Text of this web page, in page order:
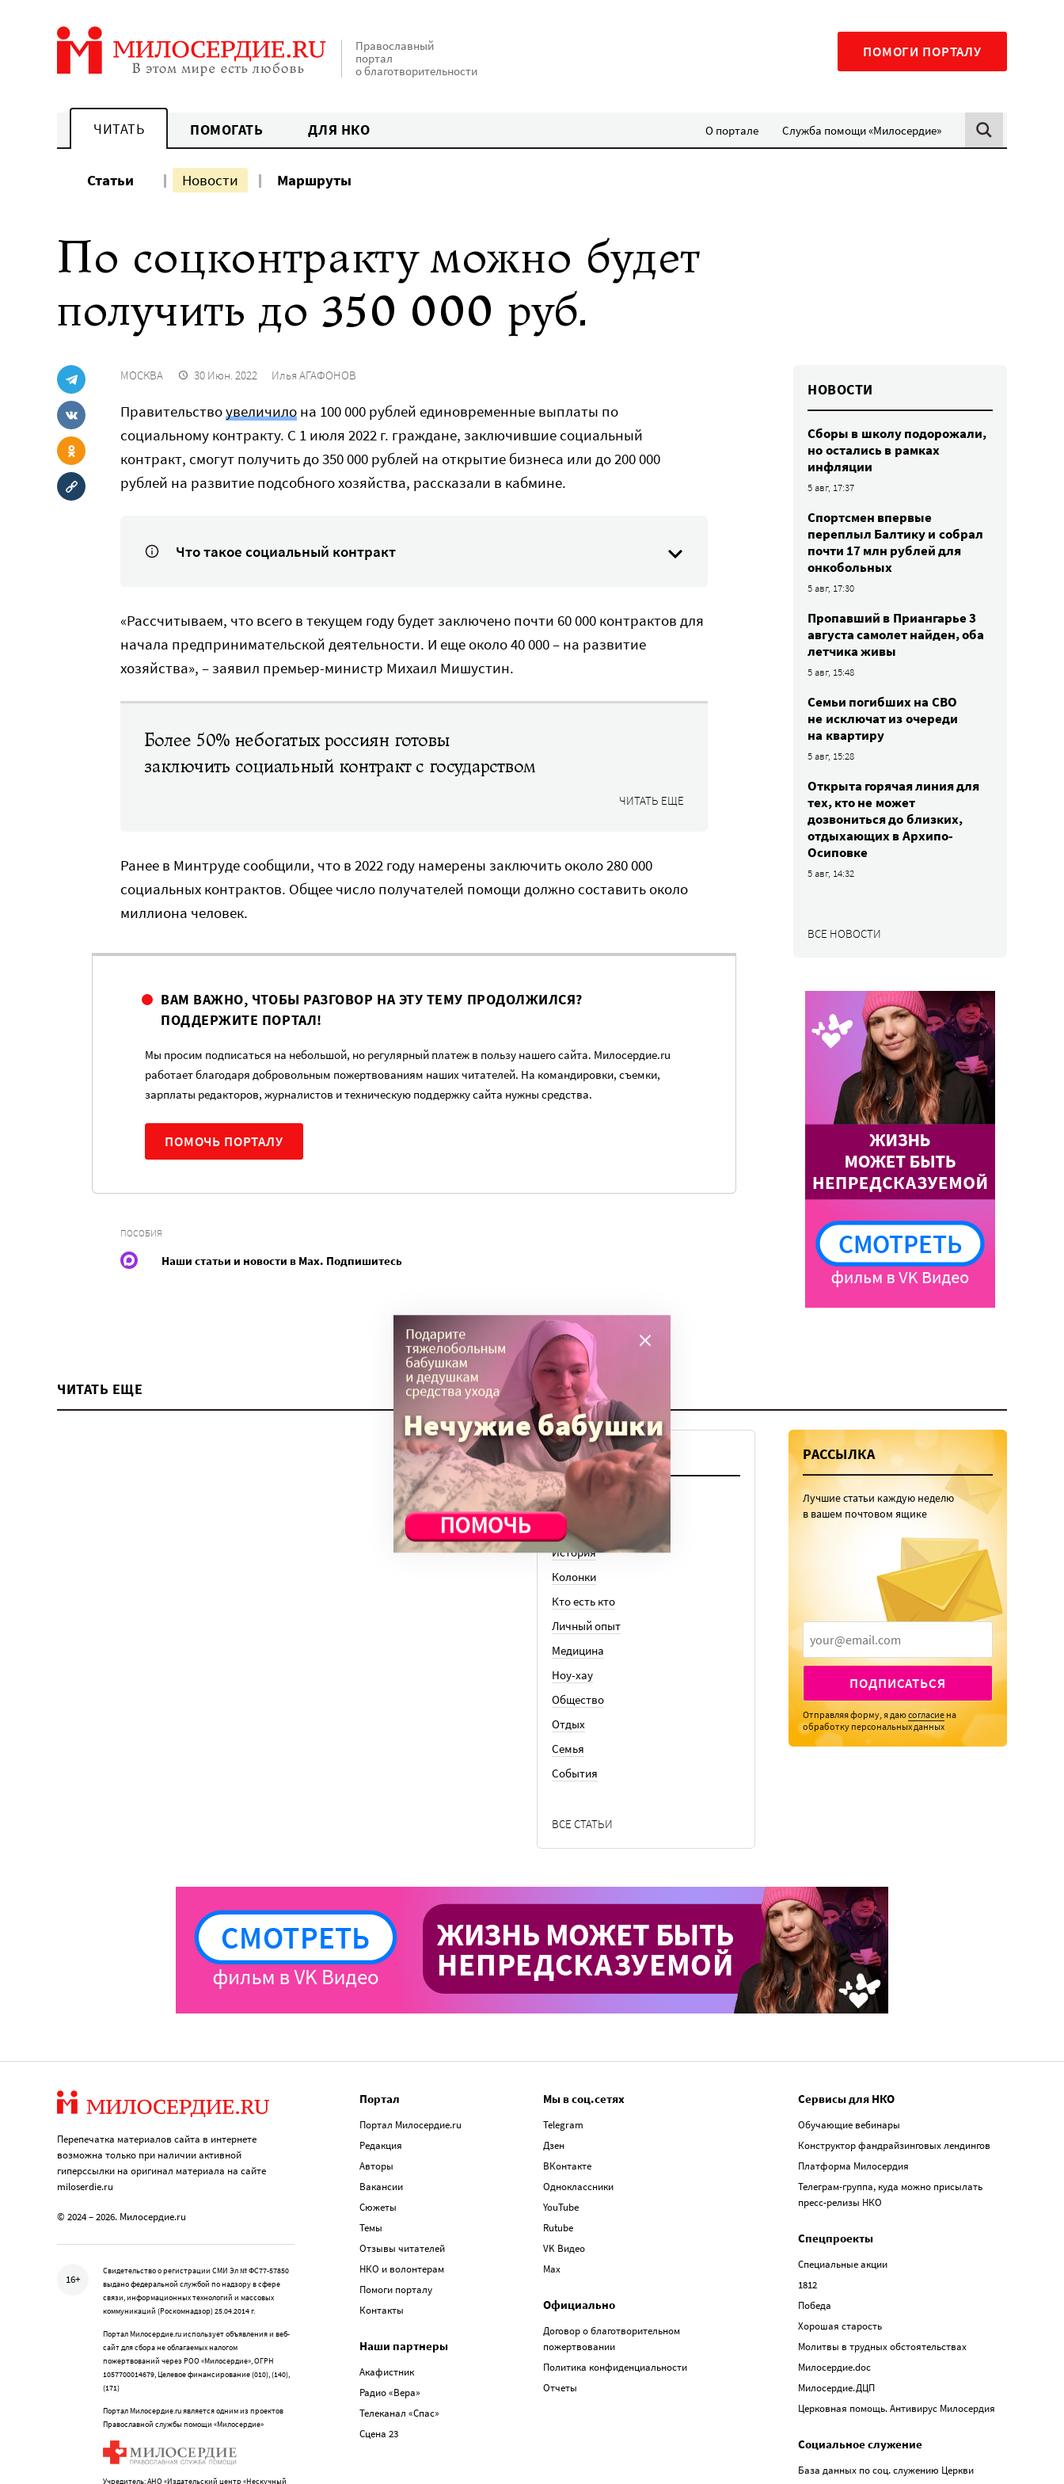
Православный
портал
о благотворительности
ПОМОГИ ПОРТАЛУ
ЧИТАТЬ ПОМОГАТЬ ДЛЯ НКО О портале Служба помощи «Милосердие»
Статьи Новости Маршруты
По соцконтракту можно будет
получить до 350 000 руб.
МОСКВА 30 Июн. 2022 Илья АГАФОНОВ
Правительствоувеличило на 100 000 рублей единовременные выплаты по
социальному контракту. С 1 июля 2022 г. граждане, заключившие социальный
контракт, смогут получить до 350 000 рублей на открытие бизнеса или до 200 000
рублей на развитие подсобного хозяйства, рассказали в кабмине.
Что такое социальный контракт
«Рассчитываем, что всего в текущем году будет заключено почти 60 000 контрактов для
начала предпринимательской деятельности. И еще около 40 000 – на развитие
хозяйства», – заявил премьер-министр Михаил Мишустин.
Более 50% небогатых россиян готовы
заключить социальный контракт с государством
ЧИТАТЬ ЕЩЕ
Ранее в Минтруде сообщили, что в 2022 году намерены заключить около 280 000
социальных контрактов. Общее число получателей помощи должно составить около
миллиона человек.
ВАМ ВАЖНО, ЧТОБЫ РАЗГОВОР НА ЭТУ ТЕМУ ПРОДОЛЖИЛСЯ?
ПОДДЕРЖИТЕ ПОРТАЛ!
Мы просим подписаться на небольшой, но регулярный платеж в пользу нашего сайта. Милосердие.ru
работает благодаря добровольным пожертвованиям наших читателей. На командировки, съемки,
зарплаты редакторов, журналистов и техническую поддержку сайта нужны средства.
ПОМОЧЬ ПОРТАЛУ
ПОСОБИЯ
Наши статьи и новости в Max. Подпишитесь
НОВОСТИ
Сборы в школу подорожали,
но остались в рамках
инфляции
5 авг, 17:37
Спортсмен впервые
переплыл Балтику и собрал
почти 17 млн рублей для
онкобольных
5 авг, 17:30
Пропавший в Приангарье 3
августа самолет найден, оба
летчика живы
5 авг, 15:48
Семьи погибших на СВО
не исключат из очереди
на квартиру
5 авг, 15:28
Открыта горячая линия для
тех, кто не может
дозвониться до близких,
отдыхающих в Архипо-
Осиповке
5 авг, 14:32
ВСЕ НОВОСТИ
ЧИТАТЬ ЕЩЕ
ТЕМЫ
Вера
Законы
История
Колонки
Кто есть кто
Личный опыт
Медицина
Ноу-хау
Общество
Отдых
Семья
События
ВСЕ СТАТЬИ
РАССЫЛКА
Лучшие статьи каждую неделю
в вашем почтовом ящике
ПОДПИСАТЬСЯ
Отправляя форму, я даюсогласие на
обработку персональных данных
Перепечатка материалов сайта в интернете
возможна только при наличии активной
гиперссылки на оригинал материала на сайте
miloserdie.ru
© 2024 – 2026. Милосердие.ru
16+
Свидетельство о регистрации СМИ Эл № ФС77-57850
выдано федеральной службой по надзору в сфере
связи, информационных технологий и массовых
коммуникаций (Роскомнадзор) 25.04.2014 г.
Портал Милосердие.ru использует объявления и веб-
сайт для сбора не облагаемых налогом
пожертвований через РОО «Милосердие», ОГРН
1057700014679, Целевое финансирование (010), (140),
(171)
Портал Милосердие.ru является одним из проектов
Православной службы помощи «Милосердие»
Учредитель: АНО «Издательский центр «Нескучный
Портал
Портал Милосердие.ru
Редакция
Авторы
Вакансии
Сюжеты
Темы
Отзывы читателей
НКО и волонтерам
Помоги порталу
Контакты
Наши партнеры
Акафистник
Радио «Вера»
Телеканал «Спас»
Сцена 23
Мы в соц.сетях
Telegram
Дзен
ВКонтакте
Одноклассники
YouTube
Rutube
VK Видео
Max
Официально
Договор о благотворительном
пожертвовании
Политика конфиденциальности
Отчеты
Сервисы для НКО
Обучающие вебинары
Конструктор фандрайзинговых лендингов
Платформа Милосердия
Телеграм-группа, куда можно присылать
пресс-релизы НКО
Спецпроекты
Специальные акции
1812
Победа
Хорошая старость
Молитвы в трудных обстоятельствах
Милосердие.doc
Милосердие.ДЦП
Церковная помощь. Антивирус Милосердия
Социальное служение
База данных по соц. служению Церкви